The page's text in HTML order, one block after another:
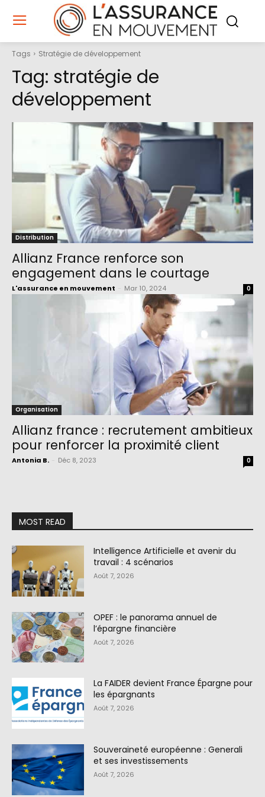
Tags Stratégie de développement
Tag: stratégie de
développement
Distribution
Allianz France renforce son
engagement dans le courtage
L'assurance en mouvement Mar 10, 2024 0
Organisation
Allianz france : recrutement ambitieux
pour renforcer la proximité client
Antonia B. Déc 8, 2023 0
MOST READ
Intelligence Artificielle et avenir du
travail : 4 scénarios
Août 7, 2026
OPEF : le panorama annuel de
l’épargne financière
Août 7, 2026
La FAIDER devient France Épargne pour
les épargnants
Août 7, 2026
Souveraineté européenne : Generali
et ses investissements
Août 7, 2026